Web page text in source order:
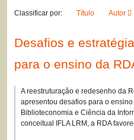
Classificar por: Título Autor
Desafios e
para o ensino da
A reestruturação e redesenho da
apresentou desafios para o
Biblioteconomia e Ciência da
conceitual IFLA LRM, a RDA